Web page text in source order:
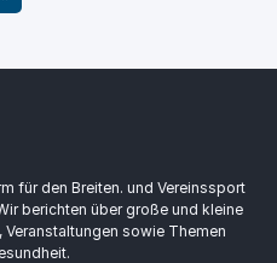
für den Breiten. und Vereinssport
berichten über große und kleine
Veranstaltungen sowie Themen